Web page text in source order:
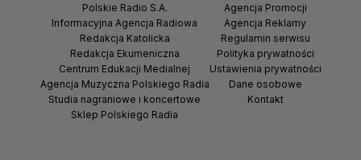
Polskie Radio S.A.
Informacyjna Agencja Radiowa
Redakcja Katolicka
Redakcja Ekumeniczna
Centrum Edukacji Medialnej
Agencja Muzyczna Polskiego Radia
Studia nagraniowe i koncertowe
Sklep Polskiego Radia
Agencja Promocji
Agencja Reklamy
Regulamin serwisu
Polityka prywatności
Ustawienia prywatności
Dane osobowe
Kontakt